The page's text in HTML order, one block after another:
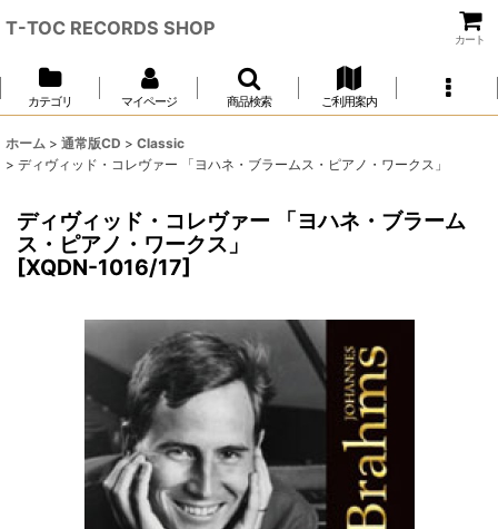
T-TOC RECORDS SHOP
カート
カテゴリ マイページ 商品検索 ご利用案内
ホーム > 通常版CD > Classic
> ディヴィッド・コレヴァー 「ヨハネ・ブラームス・ピアノ・ワークス」
ディヴィッド・コレヴァー 「ヨハネ・ブラーム
ス・ピアノ・ワークス」
[XQDN-1016/17]